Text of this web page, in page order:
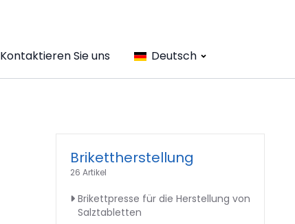
Kontaktieren Sie uns Deutsch
Brikettherstellung
26 Artikel
Brikettpresse für die Herstellung von
Salztabletten